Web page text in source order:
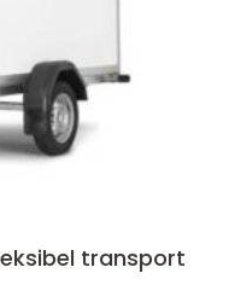
transport